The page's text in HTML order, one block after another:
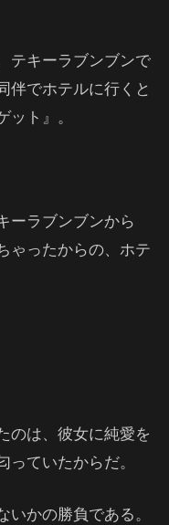
テキーラブンブンで
伴でホテルに行くと
ト』。
ーラブンブンから
ゃったからの、ホテ
のは、彼女に純愛を
ていたからだ。
かの勝負である。